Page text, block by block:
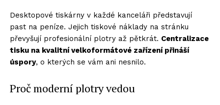
Desktopové tiskárny v každé kanceláři představují
past na peníze. Jejich tiskové náklady na stránku
převyšují profesionální plotry až pětkrát. Centralizace
tisku na kvalitní velkoformátové zařízení přináší
úspory, o kterých se vám ani nesnilo.
Proč moderní plotry vedou